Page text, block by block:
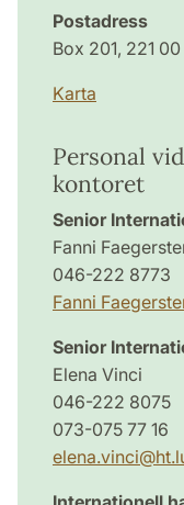
Postadress
Box 201, 221
Karta
Personal
kontoret
Senior
Fanni
046-222 8773
Fanni
Senior
Elena Vinci
046-222 8075
073-075 77 16
elena.vinci@